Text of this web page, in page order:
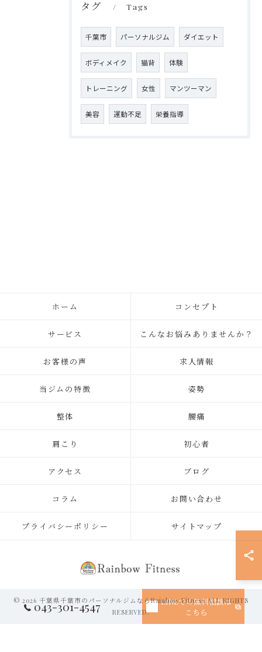
タグ Tags
千葉市 パーソナルジム ダイエット
ボディメイク 猫背 体験
トレーニング 女性 マンツーマン
美容 運動不足 栄養指導
043-301-4547
LINEでの無料相談は
こちら
ホーム コンセプト
サービス こんなお悩みありませんか？
お客様の声 求人情報
当ジムの特徴 姿勢
整体 腰痛
肩こり 初心者
アクセス ブログ
コラム お問い合わせ
プライバシーポリシー サイトマップ
© 2026 千葉県千葉市のパーソナルジムならRainbow Fitness ALL RIGHTS
RESERVED.